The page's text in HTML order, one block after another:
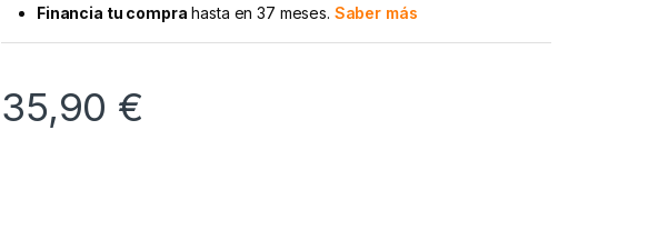
Financia tu compra hasta en 37 meses. Saber más
35,90 €